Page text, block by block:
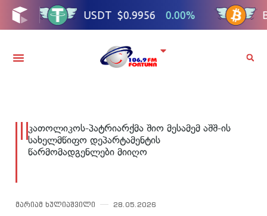
კათოლიკოს-პატრიარქმა შიო მესამემ აშშ-ის
სახელმწიფო დეპარტამენტის
წარმომადგენლები მიიღო
მარიამ ხულიაშვილი 28.05.2026